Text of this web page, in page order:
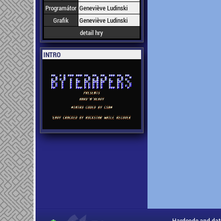
Programátor Geneviève Ludinski
Grafik
Geneviève Ludinski
detail hry
INTRO